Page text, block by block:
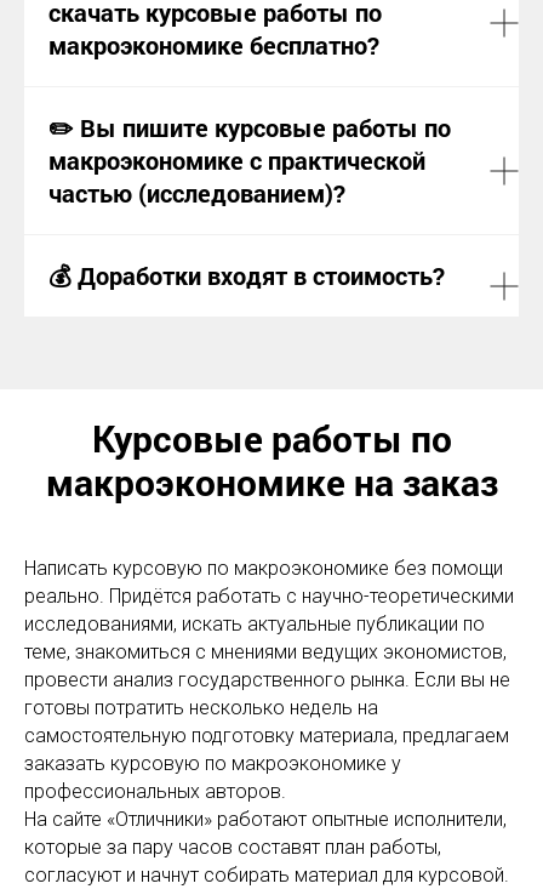
скачать курсовые работы по
макроэкономике бесплатно?
✏️ Вы пишите курсовые работы по
макроэкономике с практической
частью (исследованием)?
💰 Доработки входят в стоимость?
Курсовые работы по
макроэкономике на заказ
Написать курсовую по макроэкономике без помощи
реально. Придётся работать с научно-теоретическими
исследованиями, искать актуальные публикации по
теме, знакомиться с мнениями ведущих экономистов,
провести анализ государственного рынка. Если вы не
готовы потратить несколько недель на
самостоятельную подготовку материала, предлагаем
заказать курсовую по макроэкономике у
профессиональных авторов.
На сайте «Отличники» работают опытные исполнители,
которые за пару часов составят план работы,
согласуют и начнут собирать материал для курсовой.